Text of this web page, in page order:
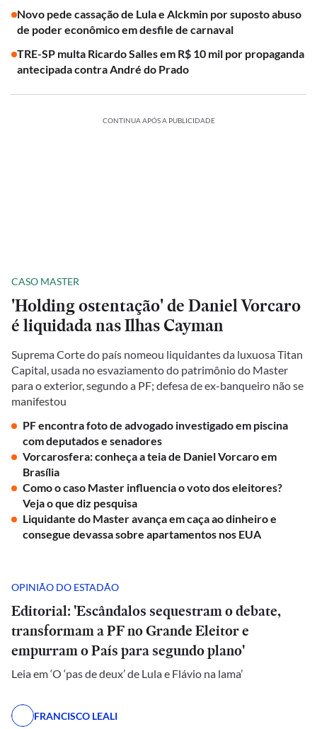
Novo pede cassação de Lula e Alckmin por suposto abuso
de poder econômico em desfile de carnaval
TRE-SP multa Ricardo Salles em R$ 10 mil por propaganda
antecipada contra André do Prado
CONTINUA APÓS A PUBLICIDADE
CASO MASTER
'Holding ostentação' de Daniel Vorcaro
é liquidada nas Ilhas Cayman
Suprema Corte do país nomeou liquidantes da luxuosa Titan
Capital, usada no esvaziamento do patrimônio do Master
para o exterior, segundo a PF; defesa de ex-banqueiro não se
manifestou
PF encontra foto de advogado investigado em piscina
com deputados e senadores
Vorcarosfera: conheça a teia de Daniel Vorcaro em
Brasília
Como o caso Master influencia o voto dos eleitores?
Veja o que diz pesquisa
Liquidante do Master avança em caça ao dinheiro e
consegue devassa sobre apartamentos nos EUA
OPINIÃO DO ESTADÃO
Editorial: 'Escândalos sequestram o debate,
transformam a PF no Grande Eleitor e
empurram o País para segundo plano'
Leia em ‘O ‘pas de deux’ de Lula e Flávio na lama’
FRANCISCO LEALI